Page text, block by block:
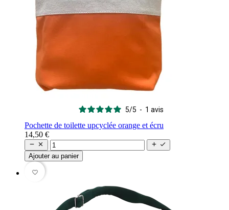
5/5 - 1 avis
Pochette de toilette upcyclée orange et écru
14,50 €
   
Ajouter au panier
favorite_border